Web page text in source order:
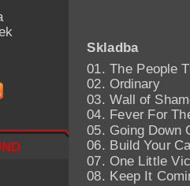
Skladba
01. The People
02. Ordinary
03. Wall of
04. Fever For
05. Going Down
06. Build Your
07. One Little
08. Keep It